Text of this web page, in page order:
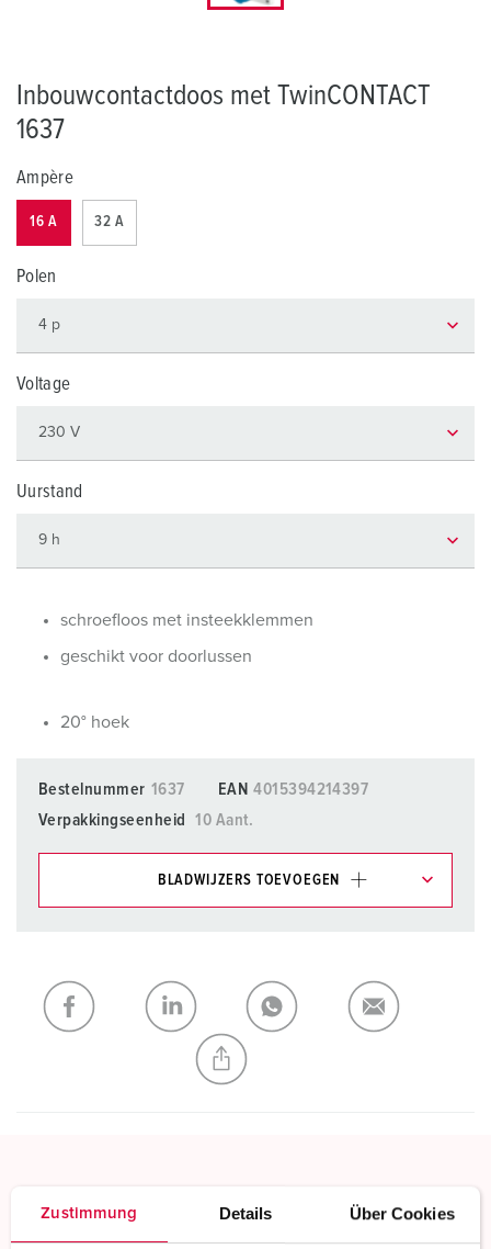
Zustimmung Details Über Cookies
Inbouwcontactdoos met TwinCONTACT
1637
Ampère
16 A 32 A
Polen
Voltage
Uurstand
schroefloos met insteekklemmen
geschikt voor doorlussen
20° hoek
Bestelnummer 1637 EAN 4015394214397
Verpakkingseenheid
10 Aant.
BLADWIJZERS TOEVOEGEN
Mijn lijst TOEVOEGEN
NIEUW LIJST MAKEN